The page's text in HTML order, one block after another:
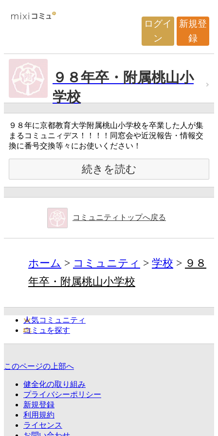
ログイ
ン
新規登
録
９８年卒・附属桃山小
学校
９８年に京都教育大学附属桃山小学校を卒業した人が集
まるコミュニィデス！！！！同窓会や近況報告・情報交
換に番号交換等々にお使いください！
続きを読む
コミュニティトップへ戻る
ホーム コミュニティ 学校
９８
年卒・附属桃山小学校
人気コミュニティ
コミュを探す
このページの上部へ
健全化の取り組み
プライバシーポリシー
新規登録
利用規約
ライセンス